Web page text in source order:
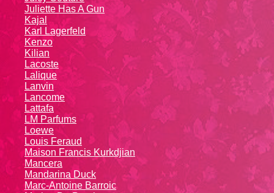
Juliette Has A Gun
Kajal
Karl Lagerfeld
Kenzo
Kiliаn
Lacoste
Lalique
Lanvin
Lanсоmе
Lattafa
LM Parfums
Loewe
Louis Feraud
Maison Francis Kurkdjian
Mancera
Mandarina Duck
Marc-Antoine Barroic